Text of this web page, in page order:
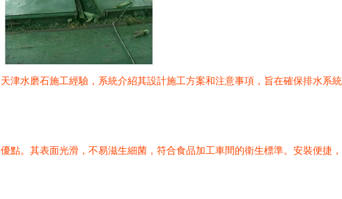
水磨石施工經驗，系統介紹其設計施工方案和注意事項，旨在確保排水系統
。其表面光滑，不易滋生細菌，符合食品加工車間的衛生標準。安裝便捷